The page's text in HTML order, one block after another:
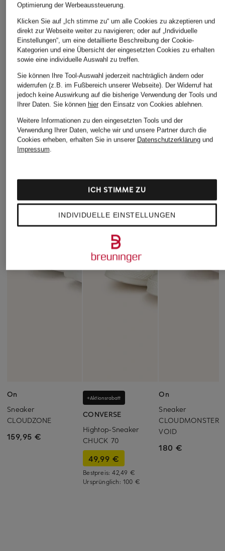
139,99 €
Bestpreis:112,49 €
Ursprünglich: 160 €
VERSA
144,99 €
Bestpreis:116,99 €
Ursprünglich:170 €
119,99 €
Bestpreis:
Ursprünglich:
ÄHNLICHE ARTIKEL ENTDECKEN
On
Sneaker
CLOUDZONE
159,95 €
+Aktionsrabatt
CONVERSE
Hightop-Sneaker
CHUCK 70
49,99 €
Bestpreis:42,49 €
Ursprünglich: 100 €
On
Sneaker
CLOUDMONSTER
VOID
180 €
Optimierung der Werbeaussteuerung.
Klicken Sie auf „Ich stimme zu“ um alle Cookies zu akzeptieren und
direkt zur Webseite weiter zu navigieren; oder auf „Individuelle
Einstellungen“, um eine detaillierte Beschreibung der Cookie-
Kategorien und eine Übersicht der eingesetzten Cookies zu erhalten
sowie eine individuelle Auswahl zu treffen.
Sie können Ihre Tool-Auswahl jederzeit nachträglich ändern oder
widerrufen (z.B. im Fußbereich unserer Webseite). Der Widerruf hat
jedoch keine Auswirkung auf die bisherige Verwendung der Tools und
Ihrer Daten. Sie können hierden Einsatz von Cookies ablehnen.
Weitere Informationen zu den eingesetzten Tools und der
Verwendung Ihrer Daten, welche wir und unsere Partner durch die
Cookies erheben, erhalten Sie in unserer Datenschutzerklärungund
Impressum.
INDIVIDUELLE EINSTELLUNGEN
ICH STIMME ZU